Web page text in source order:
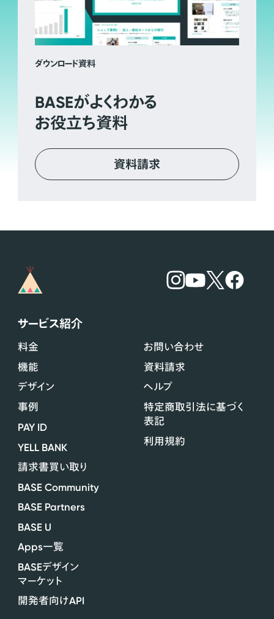
ダウンロード資料
BASEがよくわかる
お役立ち資料
資料請求
サービス紹介
料金
機能
デザイン
事例
PAY ID
YELL BANK
請求書買い取り
BASE Community
BASE Partners
BASE U
Apps一覧
BASEデザイン
マーケット
開発者向けAPI
お問い合わせ
資料請求
ヘルプ
特定商取引法に基づく
表記
利用規約